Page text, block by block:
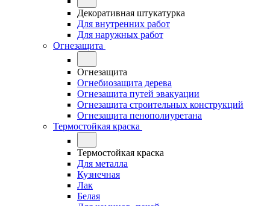
Декоративная штукатурка
Для внутренних работ
Для наружных работ
Огнезащита
Огнезащита
Огнебиозащита дерева
Огнезащита путей эвакуации
Огнезащита строительных конструкций
Огнезащита пенополиуретана
Термостойкая краска
Термостойкая краска
Для металла
Кузнечная
Лак
Белая